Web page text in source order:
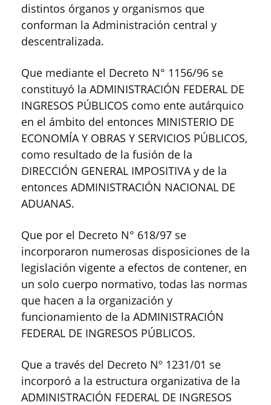
distintos órganos y organismos que
conforman la Administración central y
descentralizada.
Que mediante el Decreto N° 1156/96 se
constituyó la ADMINISTRACIÓN FEDERAL DE
INGRESOS PÚBLICOS como ente autárquico
en el ámbito del entonces MINISTERIO DE
ECONOMÍA Y OBRAS Y SERVICIOS PÚBLICOS,
como resultado de la fusión de la
DIRECCIÓN GENERAL IMPOSITIVA y de la
entonces ADMINISTRACIÓN NACIONAL DE
ADUANAS.
Que por el Decreto N° 618/97 se
incorporaron numerosas disposiciones de la
legislación vigente a efectos de contener, en
un solo cuerpo normativo, todas las normas
que hacen a la organización y
funcionamiento de la ADMINISTRACIÓN
FEDERAL DE INGRESOS PÚBLICOS.
Que a través del Decreto Nº 1231/01 se
incorporó a la estructura organizativa de la
ADMINISTRACIÓN FEDERAL DE INGRESOS